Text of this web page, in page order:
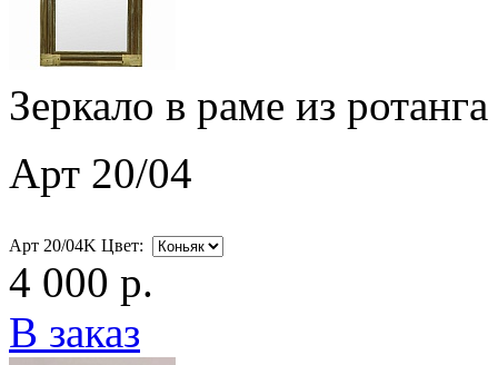
Зеркало в раме из
Арт 20/04
Арт 20/04K Цвет:
4 000 р.
В заказ